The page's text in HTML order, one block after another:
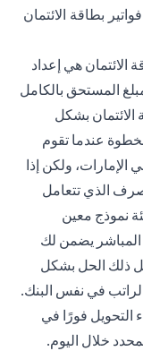
بطاقة الائتمان
الائتمان هي إعداد
المستحق بالكامل
الائتمان بشكل
عندما تقوم
ولكن إذا
الذي تتعامل
نموذج معين
المباشر يضمن لك
ذلك الحل بشكل
في نفس البنك.
التحويل فورًا في
خلال اليوم.